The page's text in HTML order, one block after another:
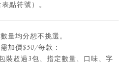
點符號）。
量均分恕不挑選。
加價$50/每款：
裝超過3包、指定數量、口味、字